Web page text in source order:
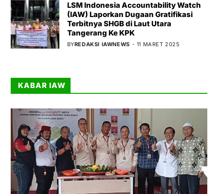
LSM Indonesia Accountability Watch
(IAW) Laporkan Dugaan Gratifikasi
Terbitnya SHGB di Laut Utara
Tangerang Ke KPK
BYREDAKSI IAWNEWS 11 MARET 2025
KABAR IAW